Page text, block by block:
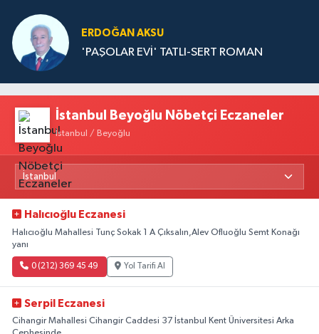
ERDOĞAN AKSU
'PAŞOLAR EVİ' TATLI-SERT ROMAN
İstanbul Beyoğlu Nöbetçi Eczaneler
İstanbul / Beyoğlu
Halıcıoğlu Eczanesi
Halıcıoğlu Mahallesi Tunç Sokak 1 A Çıksalın,Alev Ofluoğlu Semt Konağı
yanı
0 (212) 369 45 49 Yol Tarifi Al
Serpil Eczanesi
Cihangir Mahallesi Cihangir Caddesi 37 İstanbul Kent Üniversitesi Arka